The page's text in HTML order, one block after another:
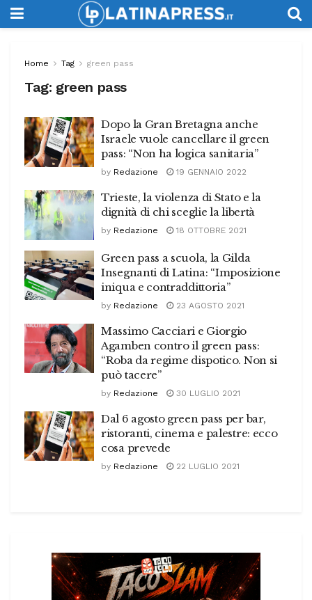
Home Tag green pass
Tag: green pass
Dopo la Gran Bretagna anche
Israele vuole cancellare il green
pass: “Non ha logica sanitaria”
by Redazione 19 GENNAIO 2022
Trieste, la violenza di Stato e la
dignità di chi sceglie la libertà
by Redazione 18 OTTOBRE 2021
Green pass a scuola, la Gilda
Insegnanti di Latina: “Imposizione
iniqua e contraddittoria”
by Redazione 23 AGOSTO 2021
Massimo Cacciari e Giorgio
Agamben contro il green pass:
“Roba da regime dispotico. Non si
può tacere”
by Redazione 30 LUGLIO 2021
Dal 6 agosto green pass per bar,
ristoranti, cinema e palestre: ecco
cosa prevede
by Redazione 22 LUGLIO 2021